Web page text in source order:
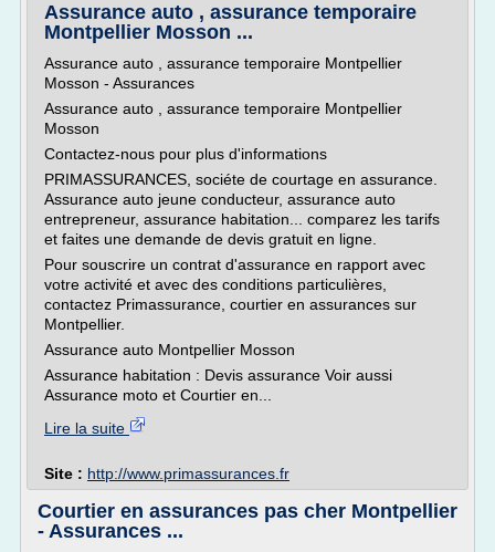
Assurance auto , assurance temporaire
Montpellier Mosson ...
Assurance auto , assurance temporaire Montpellier
Mosson - Assurances
Assurance auto , assurance temporaire Montpellier
Mosson
Contactez-nous pour plus d'informations
PRIMASSURANCES, sociéte de courtage en assurance.
Assurance auto jeune conducteur, assurance auto
entrepreneur, assurance habitation... comparez les tarifs
et faites une demande de devis gratuit en ligne.
Pour souscrire un contrat d'assurance en rapport avec
votre activité et avec des conditions particulières,
contactez Primassurance, courtier en assurances sur
Montpellier.
Assurance auto Montpellier Mosson
Assurance habitation : Devis assurance Voir aussi
Assurance moto et Courtier en...
Lire la suite
Site : http://www.primassurances.fr
Courtier en assurances pas cher Montpellier
- Assurances ...